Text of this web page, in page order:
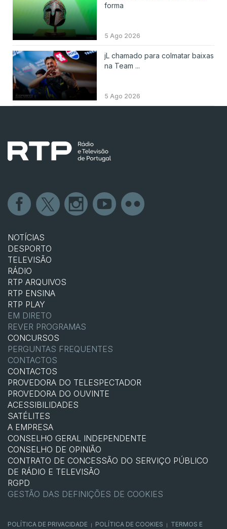
forma
5 Ago 2026
jL chamado para colmatar baixas
na Team ...
5 Ago 2026
NOTÍCIAS
DESPORTO
TELEVISÃO
RÁDIO
RTP ARQUIVOS
RTP ENSINA
RTP PLAY
EM DIRETO
REVER PROGRAMAS
CONCURSOS
PERGUNTAS FREQUENTES
CONTACTOS
CONTACTOS
PROVEDORA DO TELESPECTADOR
PROVEDORA DO OUVINTE
ACESSIBILIDADES
SATÉLITES
A EMPRESA
CONSELHO GERAL INDEPENDENTE
CONSELHO DE OPINIÃO
CONTRATO DE CONCESSÃO DO SERVIÇO PÚBLICO
DE RÁDIO E TELEVISÃO
RGPD
GESTÃO DAS DEFINIÇÕES DE COOKIES
POLÍTICA DE PRIVACIDADE POLÍTICA DE COOKIES
TERMOS E